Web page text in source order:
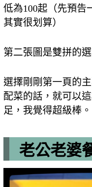
低為100起（先預告
其實很划算）
第二張圖是雙拼的選
選擇剛剛第一頁的
配菜的話，就可以
足，我覺得超級棒。
老公老婆